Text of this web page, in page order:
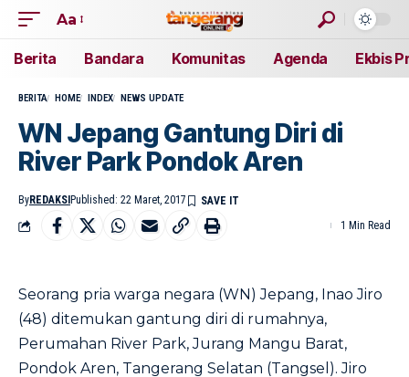
Aa
Berita Bandara Komunitas Agenda Ekbis
BERITA HOME INDEX NEWS UPDATE
WN Jepang Gantung Diri di
River Park Pondok Aren
ByREDAKSI Published: 22 Maret, 2017
1 Min Read
Seorang pria warga negara (WN) Jepang, Inao Jiro
(48) ditemukan gantung diri di rumahnya,
Perumahan River Park, Jurang Mangu Barat,
Pondok Aren, Tangerang Selatan (Tangsel). Jiro